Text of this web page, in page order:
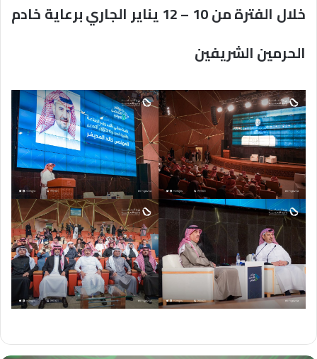
خلال الفترة من 10 – 12 يناير الجاري برعاية خادم
الحرمين الشريفين